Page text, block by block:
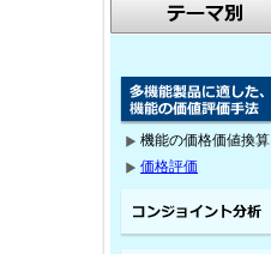
機能の価格価値換算
価格評価